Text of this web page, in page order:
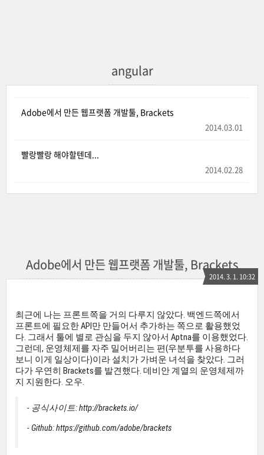
angular
Adobe에서 만든 웹프랫폼 개발툴, Brackets
2014.03.01
빨랑빨랑 해야할텐데...
2014.02.28
Adobe에서 만든 웹프랫폼 개발툴, Brackets
2014. 3. 1. 10:32
최근에 나는 프론트쪽을 거의 다루지 않았다. 백엔드쪽에서
프론트에 필요한 API만 만들어서 추가하는 쪽으로 활용했었
다. 그래서 툴에 별로 관심을 두지 않아서 Aptna를 이용했었다.
그런데, 운영체제를 자주 밀어버리는 편(우분투를 사용하다
보니 이게 일상이다)이라 설치가 가벼운 녀석을 찾았다. 그러
다가 우연히 Brackets를 발견했다. 데비안 계열의 운영체제까
지 지원한다. 오우.
- 공식사이트: http://brackets.io/
- Github: https://github.com/adobe/brackets